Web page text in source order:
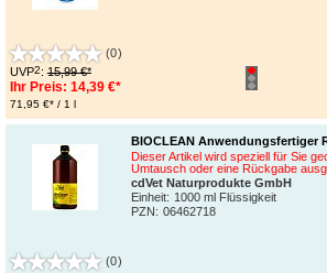
(0)
UVP2: 15,99 €*
Ihr Preis: 14,39 €*
71,95 €* / 1 l
BIOCLEAN Anwendungsfertiger
Dieser Artikel wird speziell für Sie
Umtausch oder eine Rückgabe
cdVet Naturprodukte GmbH
Einheit: 1000 ml Flüssigkeit
PZN : 06462718
(0)